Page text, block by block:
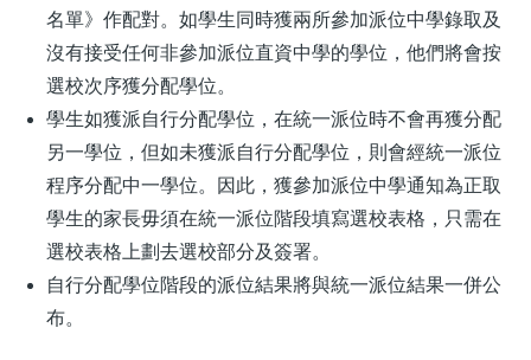
名單》作配對。如學生同時獲兩所參加派位中學錄取及
沒有接受任何非參加派位直資中學的學位，他們將會按
選校次序獲分配學位。
學生如獲派自行分配學位，在統一派位時不會再獲分配
另一學位，但如未獲派自行分配學位，則會經統一派位
程序分配中一學位。因此，獲參加派位中學通知為正取
學生的家長毋須在統一派位階段填寫選校表格，只需在
選校表格上劃去選校部分及簽署。
自行分配學位階段的派位結果將與統一派位結果一併公
布。